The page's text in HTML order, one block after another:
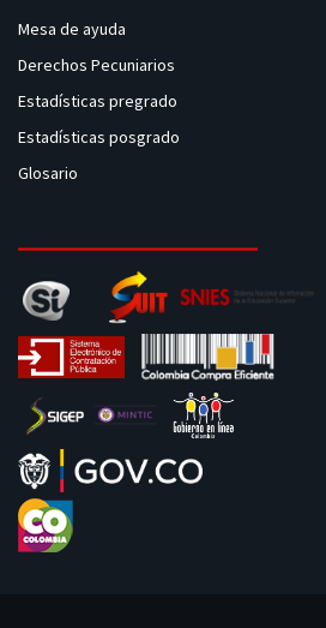
Mesa de ayuda
Derechos Pecuniarios
Estadísticas pregrado
Estadísticas posgrado
Glosario